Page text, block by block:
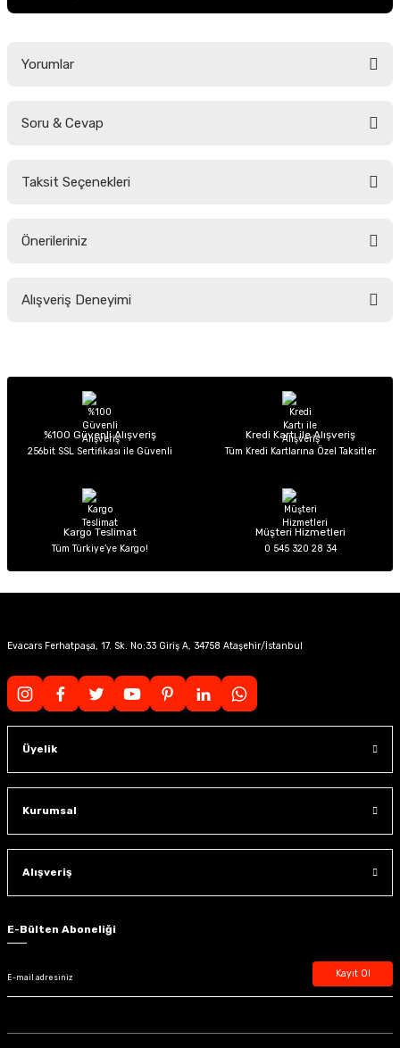
Yorumlar
Soru & Cevap
Taksit Seçenekleri
Önerileriniz
yetersiz gördüğünüz noktaları öneri formunu kullanarak tarafımıza
Ürün açıklamasında eksik bilgiler bulunuyor.
Ürün bilgilerinde hatalar bulunuyor.
Ürün fiyatı diğer sitelerden daha pahalı.
Alışveriş Deneyimi
Sitemize ilk yorumu siz yapın!
%100 Güvenli Alışveriş
256bit SSL Sertifikası ile Güvenli
Kredi Kartı ile Alışveriş
Tüm Kredi Kartlarına Özel Taksitler
Kargo Teslimat
Tüm Türkiye’ye Kargo!
Müşteri Hizmetleri
0 545 320 28 34
Evacars Ferhatpaşa, 17. Sk. No:33 Giriş A, 34758 Ataşehir/İstanbul
Üyelik
Kurumsal
Alışveriş
E-Bülten Aboneliği
Kayıt Ol